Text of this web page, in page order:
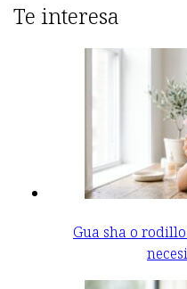
Te interesa
Gua sha o